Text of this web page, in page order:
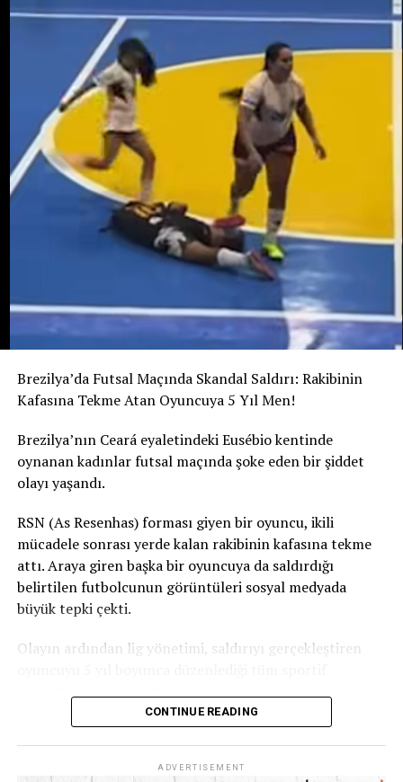
bebeği almak amacıyla işlenmiş olabileceği ihtimali
araştırılıyor. Ancak bunun henüz kanıtlanmış bir sonuç
değil, soruşturma kapsamında değerlendirilen bir ihtimal
olduğu belirtiliyor.
Ailenin açıklamasına göre Potosi bir kız çocuğu
bekliyordu. 12 Ağustos’ta dünyaya gelmesi beklenen
bebeğe “Alahia” adı verilmişti.
Maria Potosi toprağa verilirken soruşturmanın en
önemli sorusu hâlâ yanıt bekliyor: Alahia nerede ve
Brezilya’da Futsal Maçında Skandal Saldırı: Rakibinin
Kafasına Tekme Atan Oyuncuya 5 Yıl Men!
Brezilya’nın Ceará eyaletindeki Eusébio kentinde
oynanan kadınlar futsal maçında şoke eden bir şiddet
olayı yaşandı.
RSN (As Resenhas) forması giyen bir oyuncu, ikili
mücadele sonrası yerde kalan rakibinin kafasına tekme
attı. Araya giren başka bir oyuncuya da saldırdığı
belirtilen futbolcunun görüntüleri sosyal medyada
büyük tepki çekti.
Olayın ardından lig yönetimi, saldırıyı gerçekleştiren
Ceará Sivil Polisi de olayla ilgili soruşturma başlattı.
CONTINUE READING
ADVERTISEMENT